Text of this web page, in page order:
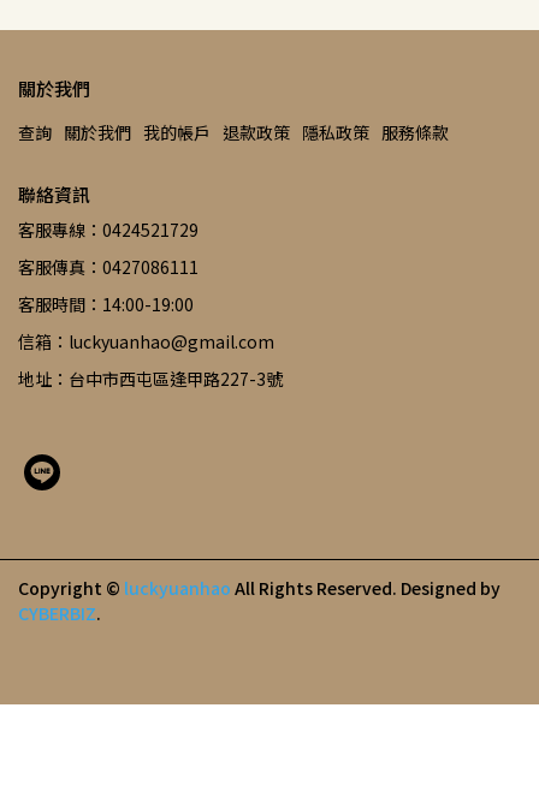
關於我們
查詢 關於我們 我的帳戶 退款政策 隱私政策 服務條款
聯絡資訊
客服專線：0424521729
客服傳真：0427086111
客服時間：14:00-19:00
信箱：luckyuanhao@gmail.com
地址：台中市西屯區逢甲路227-3號
Copyright © luckyuanhao All Rights Reserved. Designed by
CYBERBIZ.